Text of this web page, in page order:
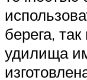
берега,
удилища